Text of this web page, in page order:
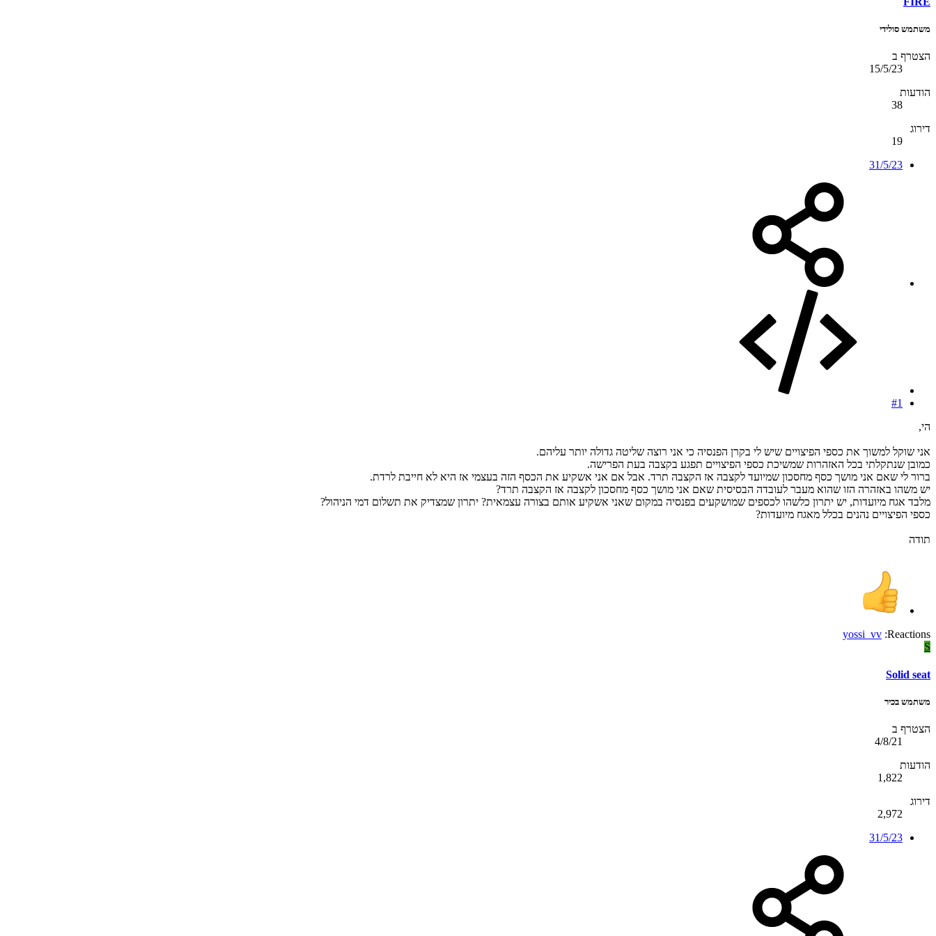
משתמש סולידי
הצטרף ב
15/5/23
הודעות
38
דירוג
19
31/5/23
#1
הי,
אני שוקל למשוך את כספי הפיצויים שיש לי בקרן הפנסיה כי אני רוצה שליטה גדולה יותר עליהם.
כמובן שנתקלתי בכל האזהרות שמשיכת כספי הפיצויים תפגע בקצבה בעת הפרישה.
ברור לי שאם אני מושך כסף מחסכון שמיועד לקצבה אז הקצבה תרד. אבל אם אני אשקיע את הכסף הזה בעצמי אז היא לא חייבת לרדת.
יש משהו באזהרה הזו שהוא מעבר לעובדה הבסיסית שאם אני מושך כסף מחסכון לקצבה אז הקצבה תרד?
מלבד אגח מיועדות, יש יתרון כלשהו לכספים שמושקעים בפנסיה במקום שאני אשקיע אותם בצורה עצמאית? יתרון שמצדיק את תשלום דמי הניהול?
כספי הפיצויים נהנים בכלל מאגח מיועדות?
תודה
Reactions:
yossi_vv
S
Solid seat
משתמש בכיר
הצטרף ב
4/8/21
הודעות
1,822
דירוג
2,972
31/5/23